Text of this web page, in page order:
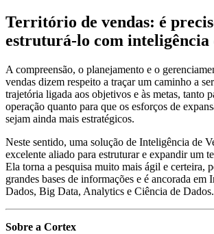
Território de vendas: é
estruturá-lo com inteligência
A compreensão, o planejamento e o
vendas dizem respeito a traçar um caminho a
trajetória ligada aos objetivos e às metas, tanto
operação quanto para que os esforços de
sejam ainda mais estratégicos.
Neste sentido, uma solução de Inteligência de
excelente aliado para estruturar e expandir um
Ela torna a pesquisa muito mais ágil e certeira,
grandes bases de informações e é ancorada em
Dados, Big Data, Analytics e Ciência de Dados.
Sobre a Cortex